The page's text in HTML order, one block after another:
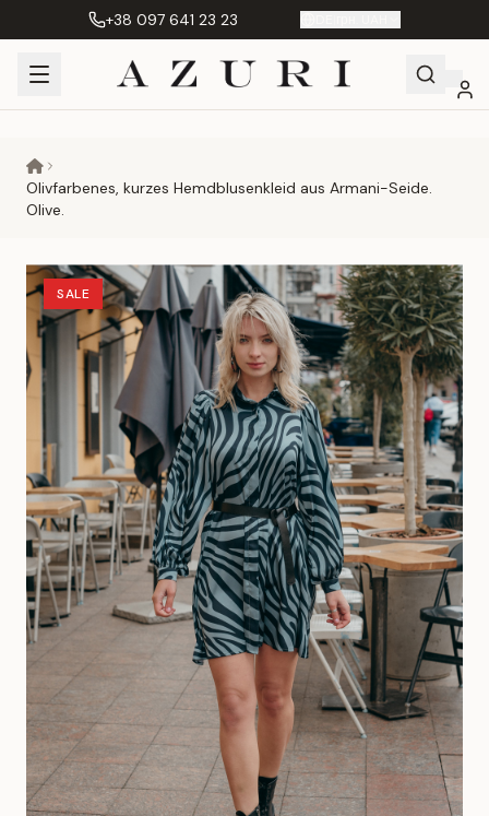
+38 097 641 23 23
Olivfarbenes, kurzes Hemdblusenkleid aus Armani-Seide.
Olive.
SALE